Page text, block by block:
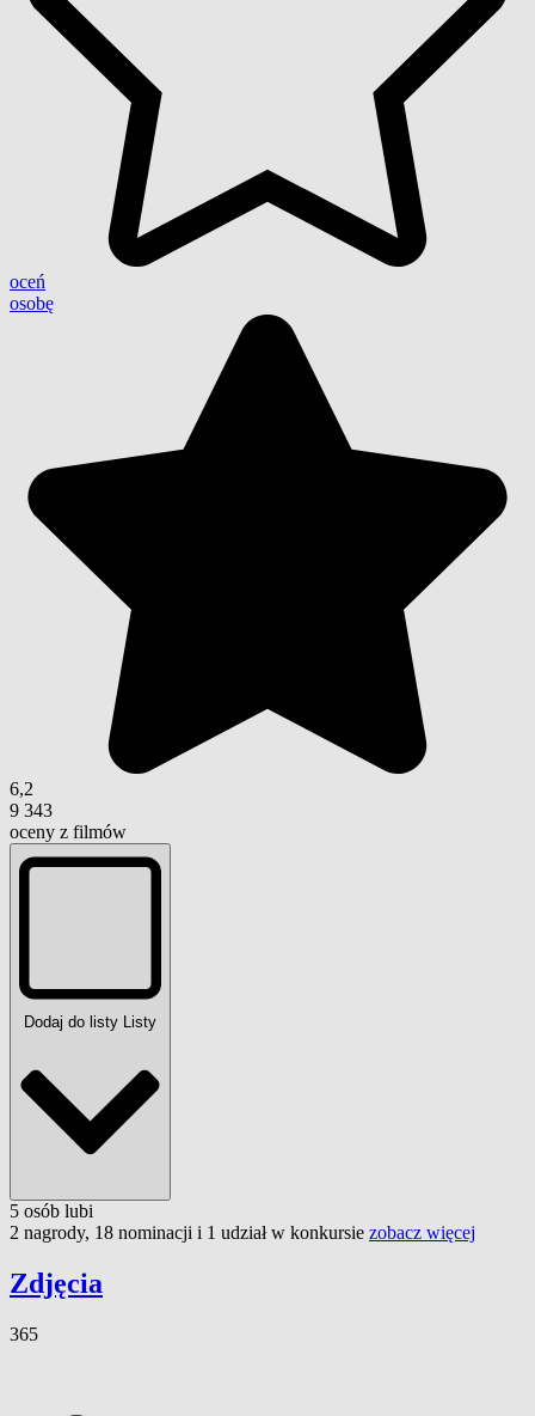
oceń
osobę
6,2
9 343
oceny z filmów
Dodaj do listy Listy
5 osób lubi
2 nagrody, 18 nominacji i 1 udział w konkursie zobacz więcej
Zdjęcia
365